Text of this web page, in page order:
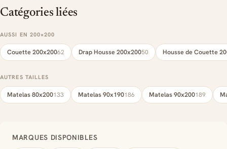
Catégories liées
AUSSI EN 200×200
Couette 200x20062 Drap Housse 200x20050 Housse de Couette
AUTRES TAILLES
Matelas 80x200133 Matelas 90x190186 Matelas 90x200189
MARQUES DISPONIBLES